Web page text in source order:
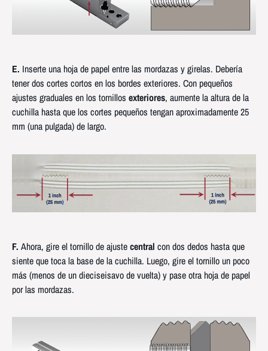
E. Inserte una hoja de papel entre las mordazas y girelas. Debería
tener dos cortes cortos en los bordes exteriores. Con pequeños
ajustes graduales en los tornillos exteriores, aumente la altura de la
cuchilla hasta que los cortes pequeños tengan aproximadamente 25
mm (una pulgada) de largo.
F. Ahora, gire el tornillo de ajustecentral con dos dedos hasta que
siente que toca la base de la cuchilla. Luego, gire el tornillo un poco
más (menos de un dieciseisavo de vuelta) y pase otra hoja de papel
por las mordazas.